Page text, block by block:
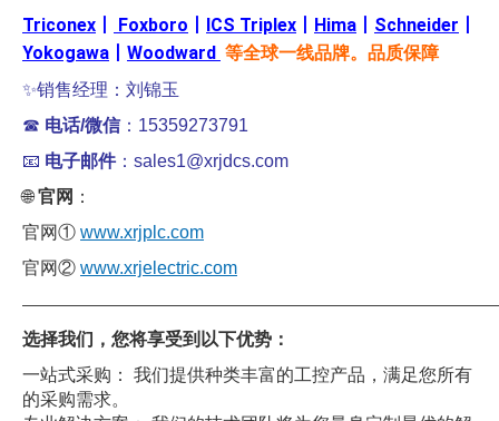
Triconex
Foxboro ICS Triplex Hima Schneider
Yokogawa
Woodward 等全球一线品牌。品质保障
✨销售经理：刘锦玉
☎ 电话/微信：15359273791
📧 电子邮件：sales1@xrjdcs.com
🌐官网 ：
官网① www.xrjplc.com
官网② www.xrjelectric.com
选择我们，您将享受到以下优势：
一站式采购： 我们提供种类丰富的工控产品，满足您所有
的采购需求。